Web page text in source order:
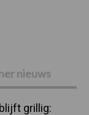
nieuws
grillig: